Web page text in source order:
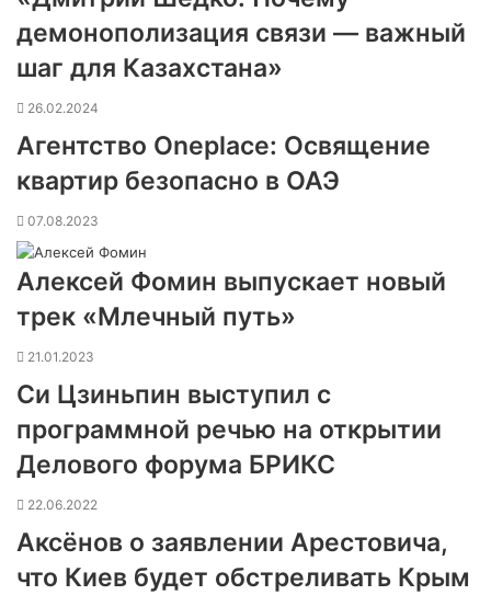
демонополизация связи — важный
шаг для Казахстана»
26.02.2024
Агентство Oneplace: Освящение
квартир безопасно в ОАЭ
07.08.2023
Алексей Фомин выпускает новый
трек «Млечный путь»
21.01.2023
Си Цзиньпин выступил с
программной речью на открытии
Делового форума БРИКС
22.06.2022
Аксёнов о заявлении Арестовича,
что Киев будет обстреливать Крым